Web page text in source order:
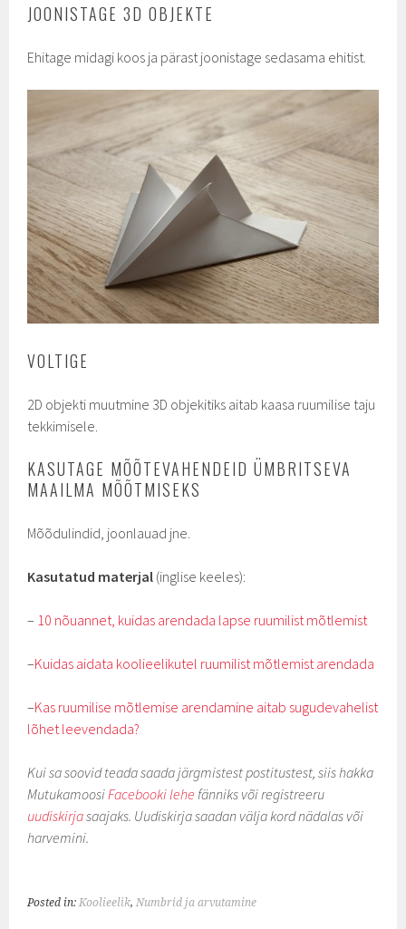
JOONISTAGE 3D OBJEKTE
Ehitage midagi koos ja pärast joonistage sedasama ehitist.
VOLTIGE
2D objekti muutmine 3D objekitiks aitab kaasa ruumilise taju
tekkimisele.
KASUTAGE MÕÕTEVAHENDEID ÜMBRITSEVA
MAAILMA MÕÕTMISEKS
Mõõdulindid, joonlauad jne.
Kasutatud materjal (inglise keeles):
– 10 nõuannet, kuidas arendada lapse ruumilist mõtlemist
–Kuidas aidata koolieelikutel ruumilist mõtlemist arendada
–Kas ruumilise mõtlemise arendamine aitab sugudevahelist
lõhet leevendada?
Kui sa soovid teada saada järgmistest postitustest, siis hakka
MutukamoosiFacebooki lehe fänniks või registreeru
uudiskirjasaajaks. Uudiskirja saadan välja kord nädalas või
harvemini.
Posted in:Koolieelik,Numbrid ja arvutamine